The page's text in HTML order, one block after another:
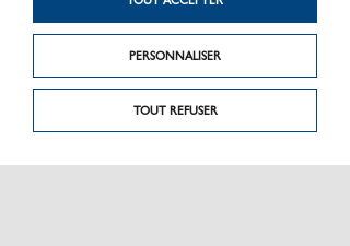
TOUT REFUSER
PERSONNALISER
TROUVER UN MAGASIN